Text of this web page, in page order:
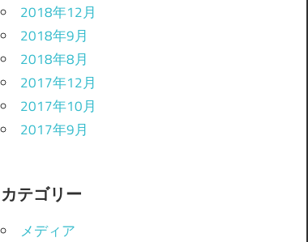
2018年12月
2018年9月
2018年8月
2017年12月
2017年10月
2017年9月
カテゴリー
メディア